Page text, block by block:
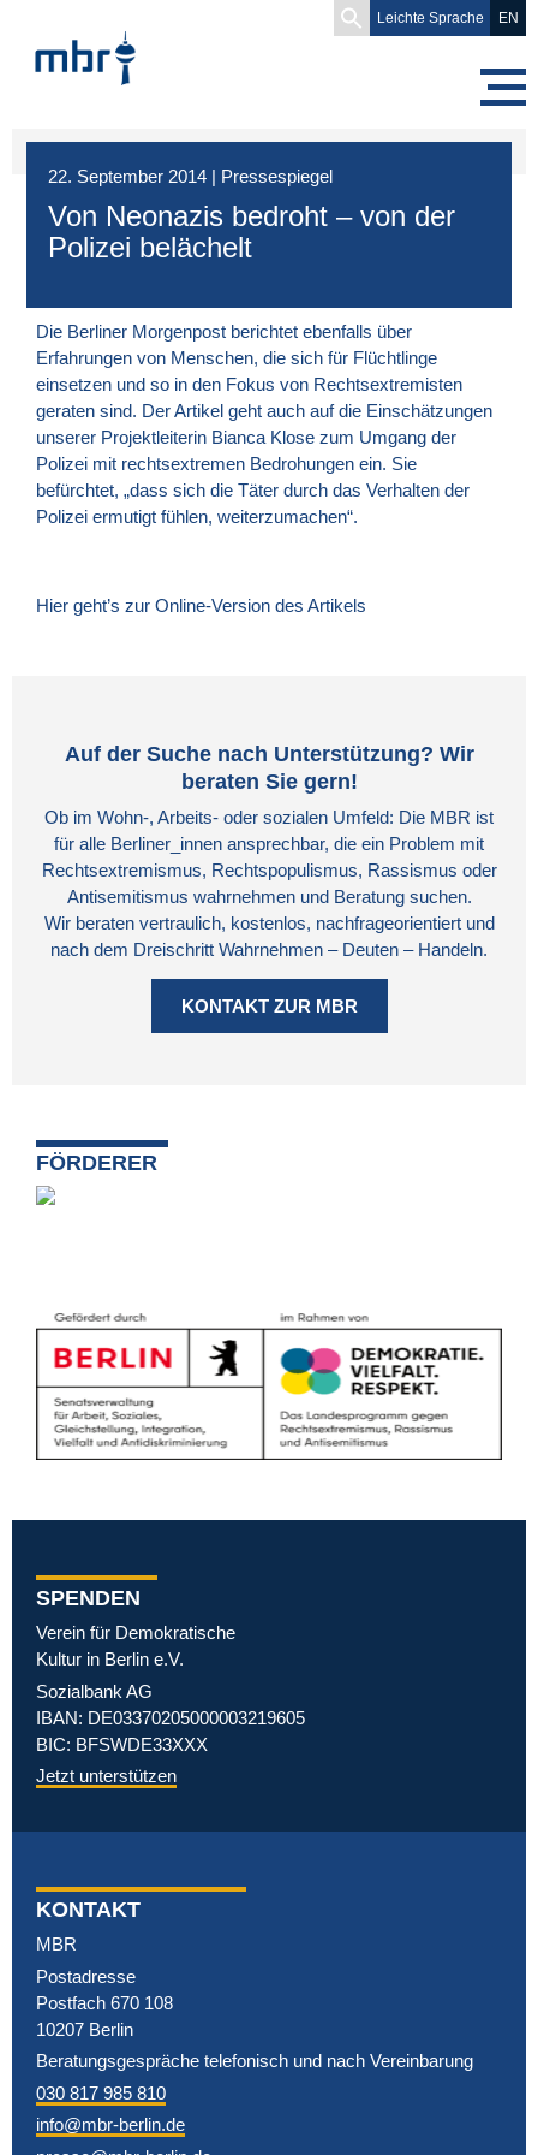
Search
for:
Leichte Sprache EN
22. September 2014 | Pressespiegel
Von Neonazis bedroht – von der
Polizei belächelt
Die Berliner Morgenpost berichtet ebenfalls über
Erfahrungen von Menschen, die sich für Flüchtlinge
einsetzen und so in den Fokus von Rechtsextremisten
geraten sind. Der Artikel geht auch auf die Einschätzungen
unserer Projektleiterin Bianca Klose zum Umgang der
Polizei mit rechtsextremen Bedrohungen ein. Sie
befürchtet, „dass sich die Täter durch das Verhalten der
Polizei ermutigt fühlen, weiterzumachen“.
Hier geht’s zur Online-Version des Artikels
Auf der Suche nach Unterstützung? Wir
beraten Sie gern!
Ob im Wohn-, Arbeits- oder sozialen Umfeld: Die MBR ist
für alle Berliner_innen ansprechbar, die ein Problem mit
Rechtsextremismus, Rechtspopulismus, Rassismus oder
Antisemitismus wahrnehmen und Beratung suchen.
Wir beraten vertraulich, kostenlos, nachfrageorientiert und
nach dem Dreischritt Wahrnehmen – Deuten – Handeln.
KONTAKT ZUR MBR
FÖRDERER
SPENDEN
Verein für Demokratische
Kultur in Berlin e.V.
Sozialbank AG
IBAN: DE03370205000003219605
BIC: BFSWDE33XXX
Jetzt unterstützen
KONTAKT
MBR
Postadresse
Postfach 670 108
10207 Berlin
Beratungsgespräche telefonisch und nach Vereinbarung
030 817 985 810
info@mbr-berlin.de